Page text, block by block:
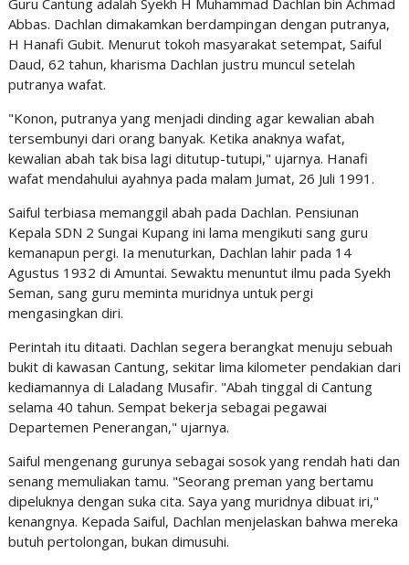
Guru Cantung adalah Syekh H Muhammad Dachlan bin Achmad
Abbas. Dachlan dimakamkan berdampingan dengan putranya,
H Hanafi Gubit. Menurut tokoh masyarakat setempat, Saiful
Daud, 62 tahun, kharisma Dachlan justru muncul setelah
putranya wafat.
"Konon, putranya yang menjadi dinding agar kewalian abah
tersembunyi dari orang banyak. Ketika anaknya wafat,
kewalian abah tak bisa lagi ditutup-tutupi," ujarnya. Hanafi
wafat mendahului ayahnya pada malam Jumat, 26 Juli 1991.
Saiful terbiasa memanggil abah pada Dachlan. Pensiunan
Kepala SDN 2 Sungai Kupang ini lama mengikuti sang guru
kemanapun pergi. Ia menuturkan, Dachlan lahir pada 14
Agustus 1932 di Amuntai. Sewaktu menuntut ilmu pada Syekh
Seman, sang guru meminta muridnya untuk pergi
mengasingkan diri.
Perintah itu ditaati. Dachlan segera berangkat menuju sebuah
bukit di kawasan Cantung, sekitar lima kilometer pendakian dari
kediamannya di Laladang Musafir. "Abah tinggal di Cantung
selama 40 tahun. Sempat bekerja sebagai pegawai
Departemen Penerangan," ujarnya.
Saiful mengenang gurunya sebagai sosok yang rendah hati dan
senang memuliakan tamu. "Seorang preman yang bertamu
dipeluknya dengan suka cita. Saya yang muridnya dibuat iri,"
kenangnya. Kepada Saiful, Dachlan menjelaskan bahwa mereka
butuh pertolongan, bukan dimusuhi.